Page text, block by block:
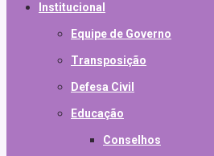
Institucional
Equipe de Governo
Transposição
Defesa Civil
Educação
Conselhos